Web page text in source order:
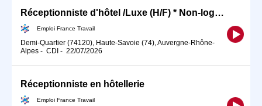
Réceptionniste d'hôtel /Luxe (H/F) * Non-logé (H/F)
Emploi France Travail
Demi-Quartier (74120), Haute-Savoie (74), Auvergne-Rhône-
Alpes - CDI - 22/07/2026
Réceptionniste en hôtellerie
Emploi France Travail